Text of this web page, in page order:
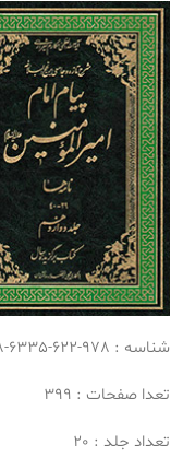
شناسه : 978-622-6335-08-9
تعدا صفحات : 399
تعداد جلد : 20